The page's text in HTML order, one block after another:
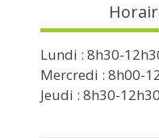
Lundi : 8h30-
Mercredi : 8h00-
Jeudi : 8h30-